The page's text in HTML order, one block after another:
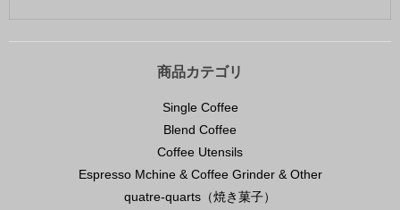
商品カテゴリ
Single Coffee
Blend Coffee
Coffee Utensils
Espresso Mchine & Coffee Grinder & Other
quatre-quarts（焼き菓子）